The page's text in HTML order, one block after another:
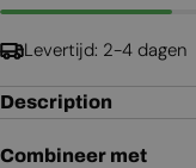
Levertijd: 2-4 dagen
Description
Combineer met